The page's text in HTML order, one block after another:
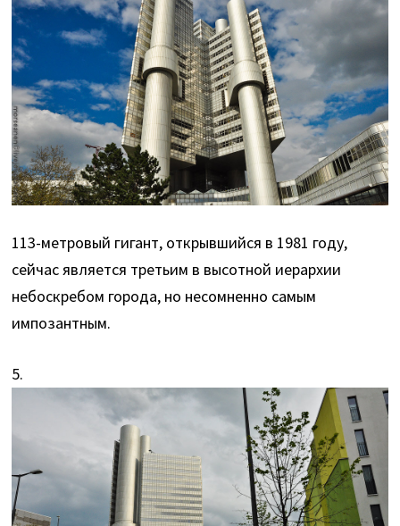
113-метровый гигант, открывшийся в 1981 году,
сейчас является третьим в высотной иерархии
небоскребом города, но несомненно самым
импозантным.
5.